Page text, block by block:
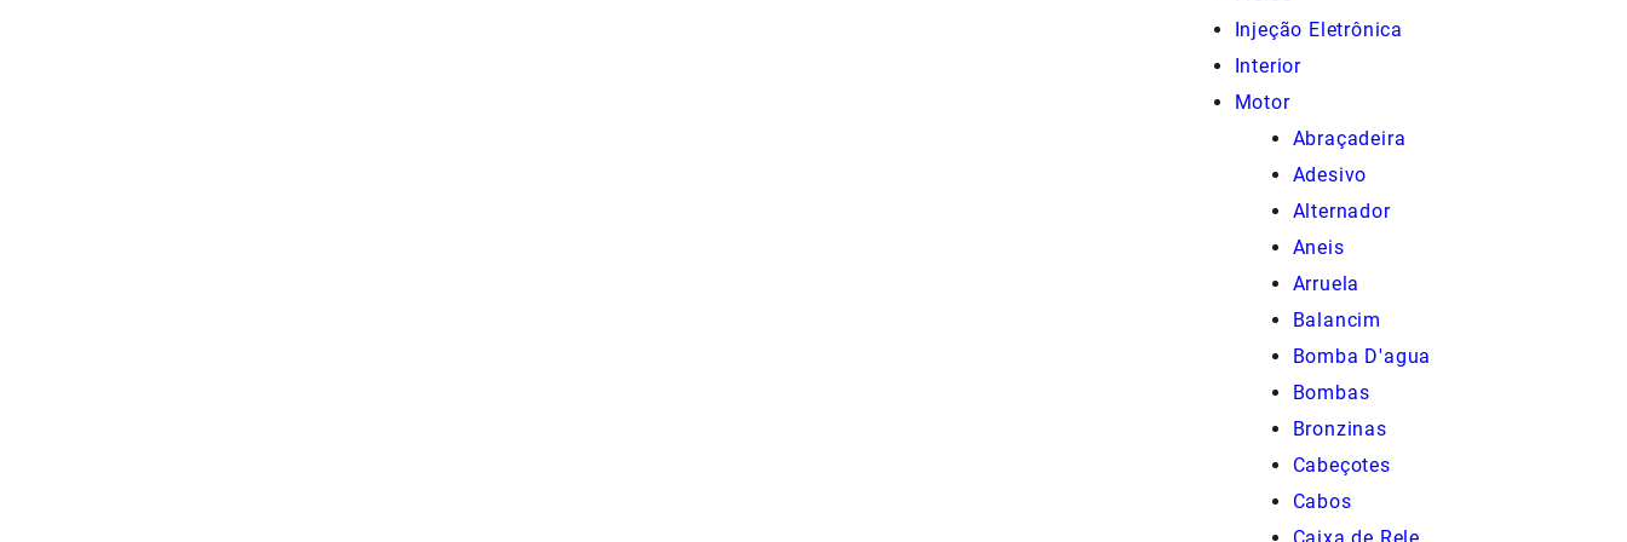
Injeção Eletrônica
Interior
Motor
Abraçadeira
Adesivo
Alternador
Aneis
Arruela
Balancim
Bomba D'agua
Bombas
Bronzinas
Cabeçotes
Cabos
Caixa de Rele